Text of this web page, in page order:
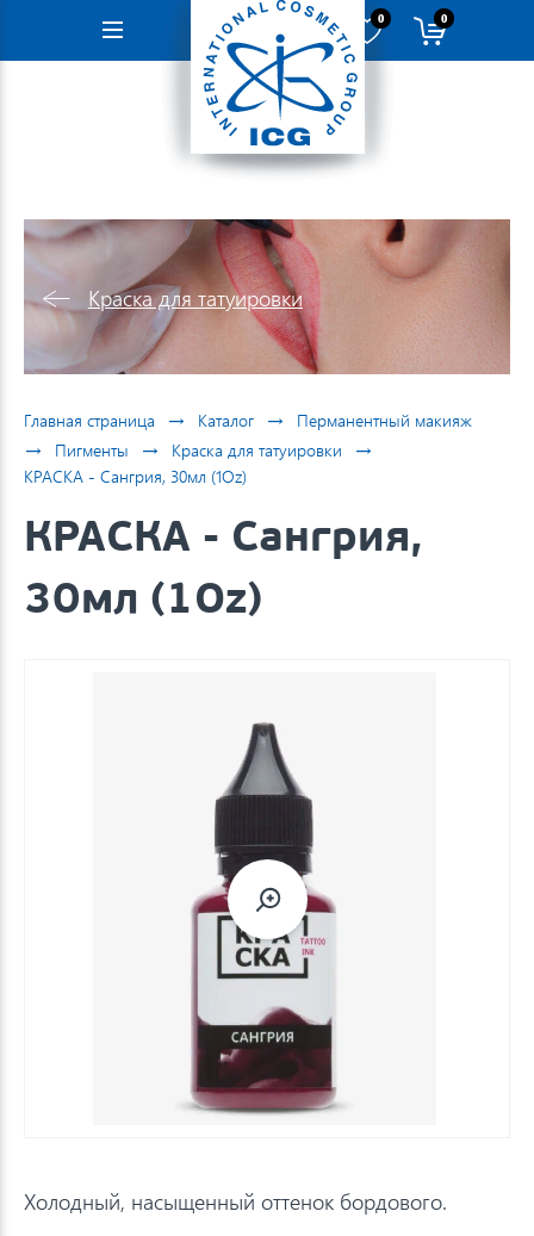
Навигация
0 0
Краска для татуировки
Главная страница → Каталог → Перманентный макияж
→ Пигменты → Краска для татуировки →
КРАСКА - Сангрия, 30мл (1Oz)
КРАСКА - Сангрия,
30мл (1Oz)
Холодный, насыщенный оттенок бордового.